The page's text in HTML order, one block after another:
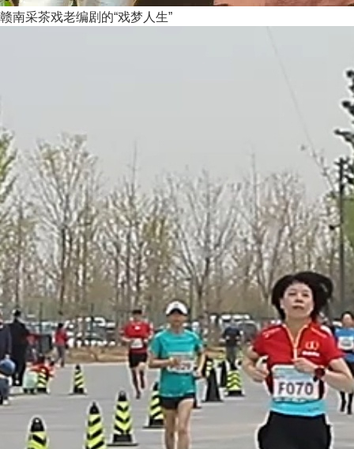
赣南采茶戏老编剧的“戏梦人生”